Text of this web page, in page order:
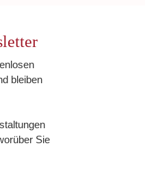
bleiben
Sie